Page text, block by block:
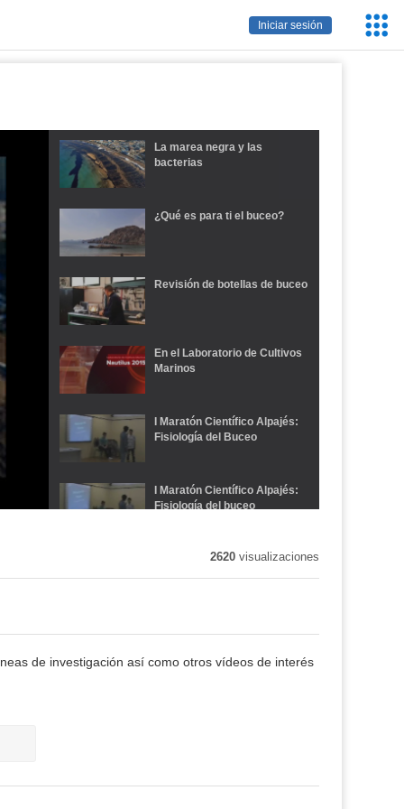
Iniciar sesión
La marea negra y las
bacterias
¿Qué es para ti el buceo?
Revisión de botellas de buceo
En el Laboratorio de Cultivos
Marinos
I Maratón Científico Alpajés:
Fisiología del Buceo
I Maratón Científico Alpajés:
Fisiología del buceo
Vida al límite2620visualizaciones
de investigación así como otros vídeos de interés